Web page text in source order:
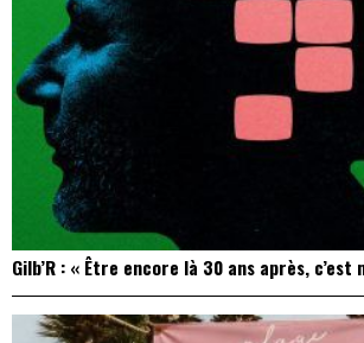
Gilb’R : « Être encore là 30 ans après, c’est